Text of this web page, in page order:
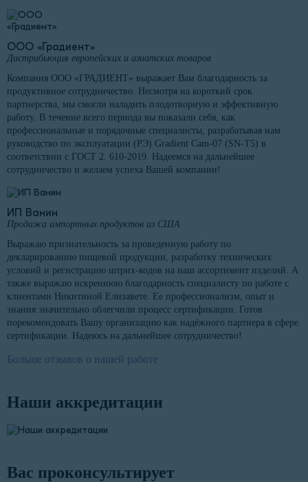
ООО «Градиент»
Дистрибьюция европейских и азиатских товаров
Компания ООО «ГРАДИЕНТ» выражает Вам благодарность за
продуктивное сотрудничество. Несмотря на короткий срок
партнерства, мы смогли наладить плодотворную и эффективную
работу. В течение всего периода вы показали себя, как
профессиональные и порядочные специалисты, разрабатывая нам
руководство по эксплуатации (РЭ) Gradient Cam-07 (SN-T5) в
соответствии с ГОСТ 2. 610-2019. Надеемся на дальнейшее
сотрудничество и желаем успеха Вашей компании!
ИП Ванин
Продажа импортных продуктов из США
Выражаю признательность за проведенную работу по
декларированию пищевой продукции, разработку технических
условий и регистрацию штрих-кодов на наш ассортимент изделий. А
также выражаю искреннюю благодарность специалисту по работе с
клиентами Никитиной Елизавете. Ее профессионализм, опыт и
знания значительно облегчили процесс сертификации. Готов
порекомендовать Вашу организацию как надёжного партнера в сфере
сертификации. Надеюсь на дальнейшее сотрудничество!
Больше отзывов о нашей работе
Наши аккредитации
Вас проконсультирует